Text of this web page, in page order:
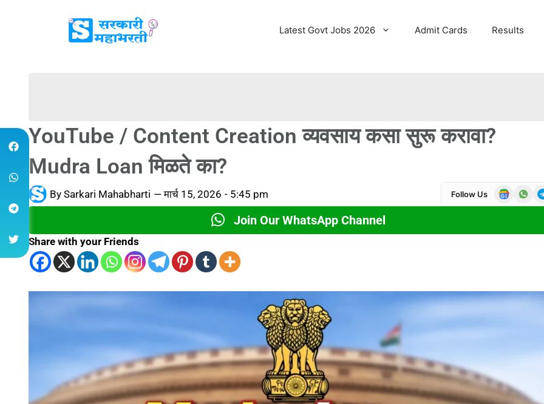
Latest Govt Jobs 2026 Admit Cards Results
YouTube / Content Creation व्यवसाय कसा सुरू करावा?
Mudra Loan मिळते का?
By Sarkari Mahabharti — मार्च 15, 2026 - 5:45 pm Follow Us
Join Our WhatsApp Channel
Share with your Friends